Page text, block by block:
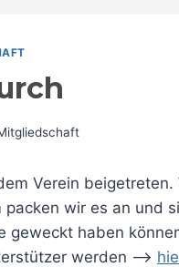
Verein
packen wir es an und
geweckt haben
werden –>